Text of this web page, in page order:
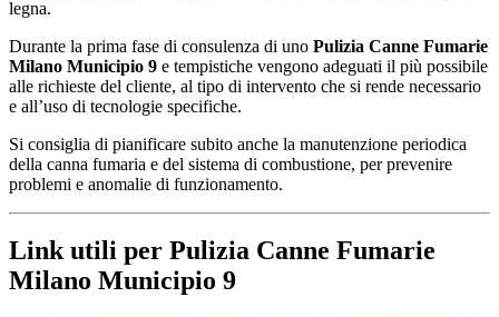
legna.
Durante la prima fase di consulenza di uno Pulizia Canne Fumarie
Milano Municipio 9 e tempistiche vengono adeguati il più possibile
alle richieste del cliente, al tipo di intervento che si rende necessario
e all’uso di tecnologie specifiche.
Si consiglia di pianificare subito anche la manutenzione periodica
della canna fumaria e del sistema di combustione, per prevenire
problemi e anomalie di funzionamento.
Link utili per Pulizia Canne Fumarie
Milano Municipio 9